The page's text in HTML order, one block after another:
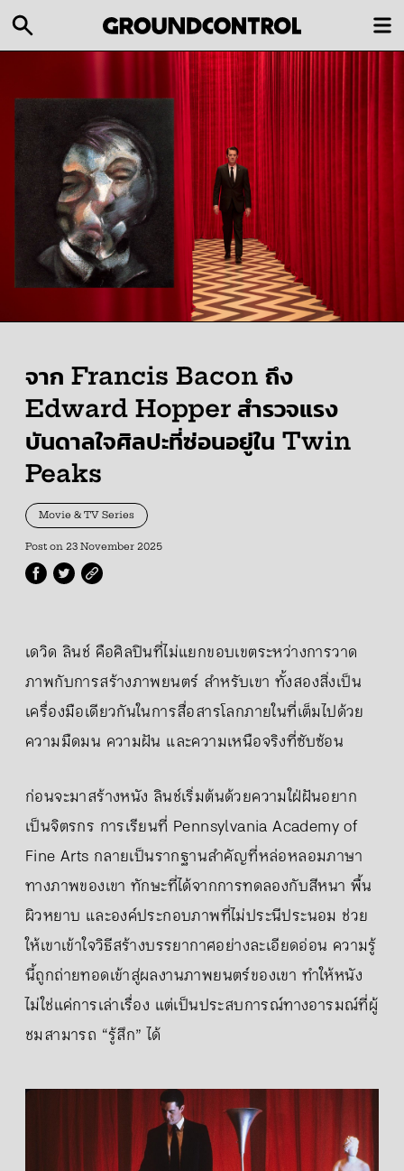
จาก Francis Bacon ถึง
Edward Hopper สำรวจแรง
บันดาลใจศิลปะที่ซ่อนอยู่ใน Twin
Peaks
Movie & TV Series
Post on 23 November 2025
เดวิด ลินช์ คือศิลปินที่ไม่แยกขอบเขตระหว่างการวาด
ภาพกับการสร้างภาพยนตร์ สำหรับเขา ทั้งสองสิ่งเป็น
เครื่องมือเดียวกันในการสื่อสารโลกภายในที่เต็มไปด้วย
ความมืดมน ความฝัน และความเหนือจริงที่ซับซ้อน
ก่อนจะมาสร้างหนัง ลินช์เริ่มต้นด้วยความใฝ่ฝันอยาก
เป็นจิตรกร การเรียนที่ Pennsylvania Academy of
Fine Arts กลายเป็นรากฐานสำคัญที่หล่อหลอมภาษา
ทางภาพของเขา ทักษะที่ได้จากการทดลองกับสีหนา พื้น
ผิวหยาบ และองค์ประกอบภาพที่ไม่ประนีประนอม ช่วย
ให้เขาเข้าใจวิธีสร้างบรรยากาศอย่างละเอียดอ่อน ความรู้
นี้ถูกถ่ายทอดเข้าสู่ผลงานภาพยนตร์ของเขา ทำให้หนัง
ไม่ใช่แค่การเล่าเรื่อง แต่เป็นประสบการณ์ทางอารมณ์ที่ผู้
ชมสามารถ “รู้สึก” ได้